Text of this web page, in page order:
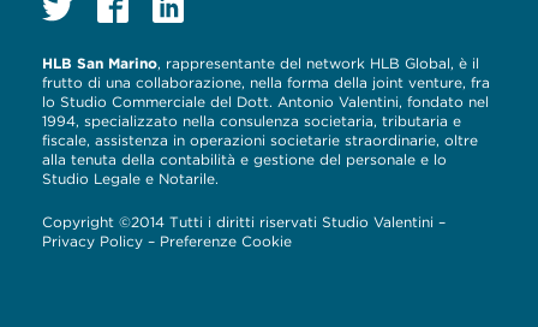
HLB San Marino, rappresentante del network HLB Global, è il
frutto di una collaborazione, nella forma della joint venture, fra
lo Studio Commerciale del Dott. Antonio Valentini, fondato nel
1994, specializzato nella consulenza societaria, tributaria e
fiscale, assistenza in operazioni societarie straordinarie, oltre
alla tenuta della contabilità e gestione del personale e lo
Studio Legale e Notarile.
Copyright ©2014 Tutti i diritti riservati Studio Valentini –
Privacy Policy – Preferenze Cookie